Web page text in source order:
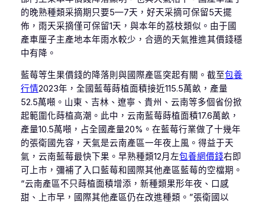
的晚熟種類采摘期只要5—7天，好天采摘可保留5天擺
佈，雨天采摘僅可保留1天，與本年的荔枝類似。由于國
產車厘子主產地本年雨水較少，合適的天氣推進其價錢穩
中有降。
藍莓等生果價錢的降落則與國際產區突起有關。截至包養
行情2023年，全國藍莓蒔植面積接近115.5萬畝，產量
52.5萬噸。山東、吉林、遼寧、貴州、云南等多個省份掀
起範圍化蒔植高潮。此中，云南藍莓蒔植面積17.6萬畝，
產量10.5萬噸，占全國產量20%。在藍莓行業做了十幾年
的張衛國先容，天氣是云南產區一年夜上風。得益于天
氣，云南藍莓最快下果。早熟種類12月左包養網價錢右即
可上市，彌補了入口藍莓和國際其他產區藍莓的空檔期。
“云南產區不只蒔植面積增添，新種類果形年夜、口感
甜、上市早，國際其他產區仍在改進種類。”張衛國以